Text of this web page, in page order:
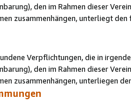
den im Rahmen dieser
zusammenhängen, unterliegt
Verpflichtungen, die in
den im Rahmen dieser
zusammenhängen, unterliegen